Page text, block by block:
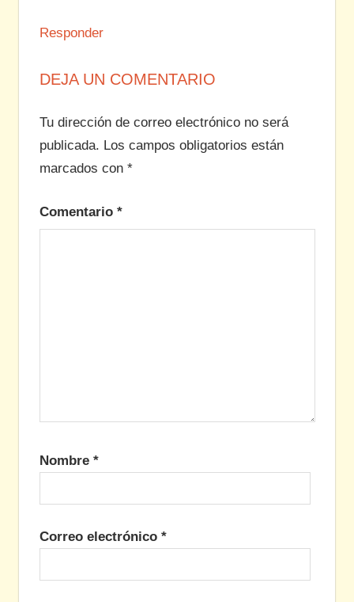
Responder
DEJA UN COMENTARIO
Tu dirección de correo electrónico no será
publicada. Los campos obligatorios están
marcados con *
Comentario *
Nombre *
Correo electrónico *